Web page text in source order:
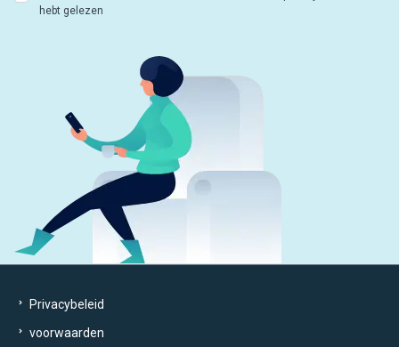
hebt gelezen
Privacybeleid
voorwaarden